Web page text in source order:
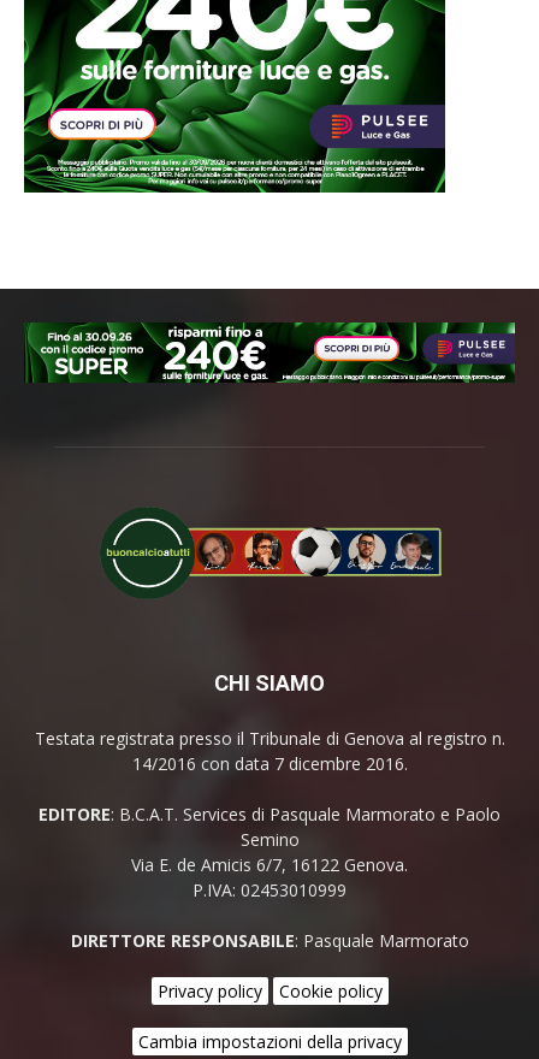
CHI SIAMO
Testata registrata presso il Tribunale di Genova al registro n.
14/2016 con data 7 dicembre 2016.
EDITORE: B.C.A.T. Services di Pasquale Marmorato e Paolo
Semino
Via E. de Amicis 6/7, 16122 Genova.
P.IVA: 02453010999
DIRETTORE RESPONSABILE: Pasquale Marmorato
Privacy policy Cookie policy
Cambia impostazioni della privacy